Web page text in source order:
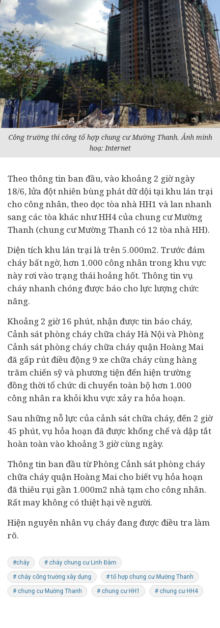
Công trường thi công tổ hợp chung cư Mường Thanh. Ảnh minh
hoạ: Internet
Theo thông tin ban đầu, vào khoảng 2 giờ ngày
18/6, lửa đột nhiên bùng phát dữ dội tại khu lán trại
cho công nhân, theo dọc tòa nhà HH1 và lan nhanh
sang các tòa khác như HH4 của chung cư Mường
Thanh (chung cư Mường Thanh có 12 tòa nhà HH).
Diện tích khu lán trại là trên 5.000m2. Trước đám
cháy bất ngờ, hơn 1.000 công nhân trong khu vực
này rơi vào trạng thái hoảng hốt. Thông tin vụ
cháy nhanh chóng được báo cho lực lượng chức
năng.
Khoảng 2 giờ 16 phút, nhận được tin báo cháy,
Cảnh sát phòng cháy chữa cháy Hà Nội và Phòng
Cảnh sát phòng cháy chữa cháy quận Hoàng Mai
đã gấp rút điều động 9 xe chữa cháy cùng hàng
trăm chiến sỹ và phương tiện đến hiện trường
đồng thời tổ chức di chuyển toàn bộ hơn 1.000
công nhân ra khỏi khu vực xảy ra hỏa hoạn.
Sau những nỗ lực của cảnh sát chữa cháy, đến 2 giờ
45 phút, vụ hỏa hoạn đã được khống chế và dập tắt
hoàn toàn vào khoảng 3 giờ cùng ngày.
Thông tin ban đầu từ Phòng Cảnh sát phòng cháy
chữa cháy quận Hoàng Mai cho biết vụ hỏa hoạn
đã thiêu rụi gần 1.000m2 nhà tạm cho công nhân.
Rất may không có thiệt hại về người.
Hiện nguyên nhân vụ cháy đang được điều tra làm
rõ.
#cháy # cháy chung cư Linh Đàm
# cháy công trường xây dựng # tổ hợp chung cư Mường Thanh
# chung cư Mường Thanh # chung cư HH1 # chung cư HH4